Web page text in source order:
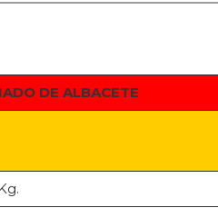
DE ALBACETE